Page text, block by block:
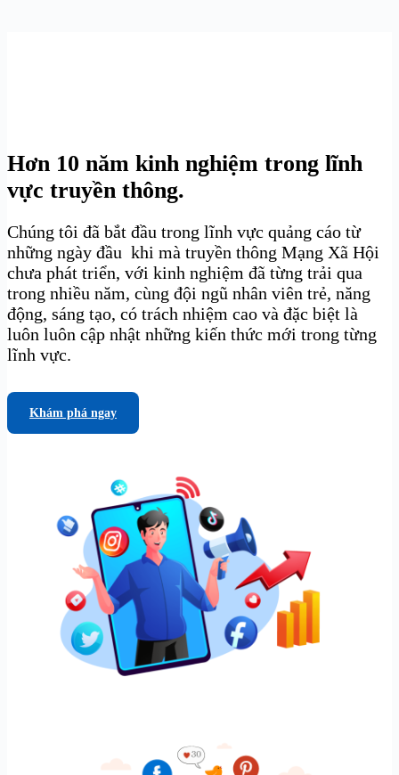
Hơn 10 năm kinh nghiệm trong lĩnh
vực truyền thông.
Chúng tôi đã bắt đầu trong lĩnh vực quảng cáo từ
những ngày đầu khi mà truyền thông Mạng Xã Hội
chưa phát triển, với kinh nghiệm đã từng trải qua
trong nhiều năm, cùng đội ngũ nhân viên trẻ, năng
động, sáng tạo, có trách nhiệm cao và đặc biệt là
luôn luôn cập nhật những kiến thức mới trong từng
lĩnh vực.
Khám phá ngay